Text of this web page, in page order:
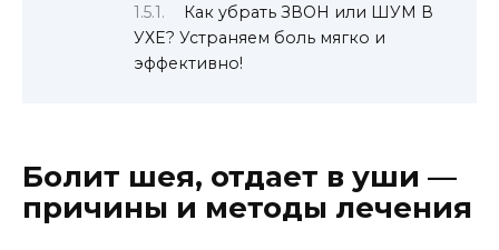
Как убрать ЗВОН или ШУМ В
УХЕ? Устраняем боль мягко и
эффективно!
Болит шея, отдает в уши —
причины и методы лечения